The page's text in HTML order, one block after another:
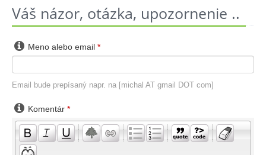
Váš názor, otázka, upozornenie ..
 Meno alebo email *
Email bude prepísaný napr. na [michal AT gmail DOT com]
 Komentár *
-
-
-
-
-
-
-
-